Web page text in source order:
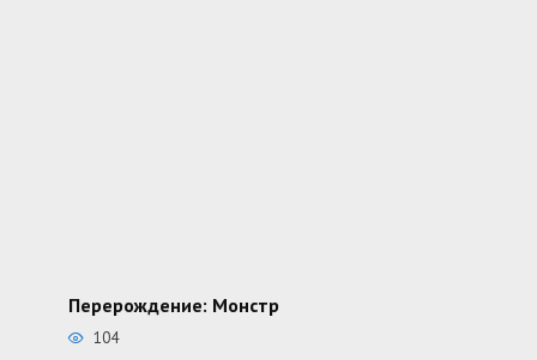
Перерождение: Монстр
104